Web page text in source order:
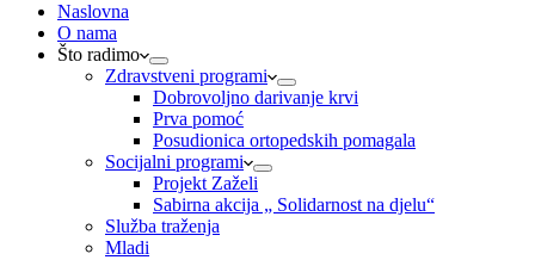
Naslovna
O nama
Što radimo
Zdravstveni programi
Dobrovoljno darivanje krvi
Prva pomoć
Posudionica ortopedskih pomagala
Socijalni programi
Projekt Zaželi
Sabirna akcija „ Solidarnost na djelu“
Služba traženja
Mladi